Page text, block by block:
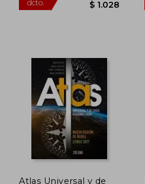
Atlas Universal y de